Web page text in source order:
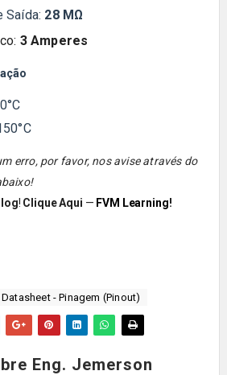
Saída: 28 MΩ
3 Amperes
erro, por favor, nos avise através do
! Clique Aqui — FVM Learning!
- Pinagem (Pinout)
Eng. Jemerson